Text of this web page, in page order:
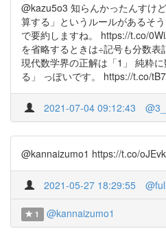
@kazu5o3 知らんかったんすけ
算する」というルールがあるそ
で要約しますね。 https://t.co/
を省略するときは÷記号も分数表
現代数学界の正解は「1」 純粋
る」 っぽいです。 https://t.co/
2021-07-04 09:12:43
@kannaizumo1 https://t.co/
2021-05-27 18:29:55
1 @kannaizumo1